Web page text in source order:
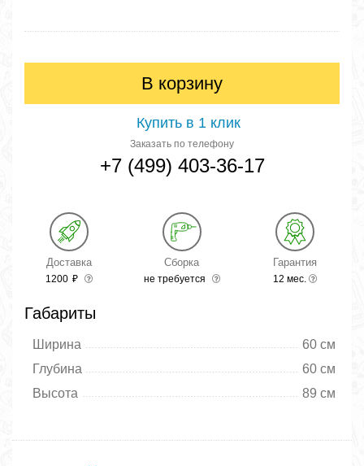
В корзину
Купить в 1 клик
Заказать по телефону
+7 (499) 403-36-17
Доставка
1200 ₽
Сборка
не требуется
Гарантия
12 мес.
Габариты
Ширина
60 см
Глубина
60 см
Высота
89 см